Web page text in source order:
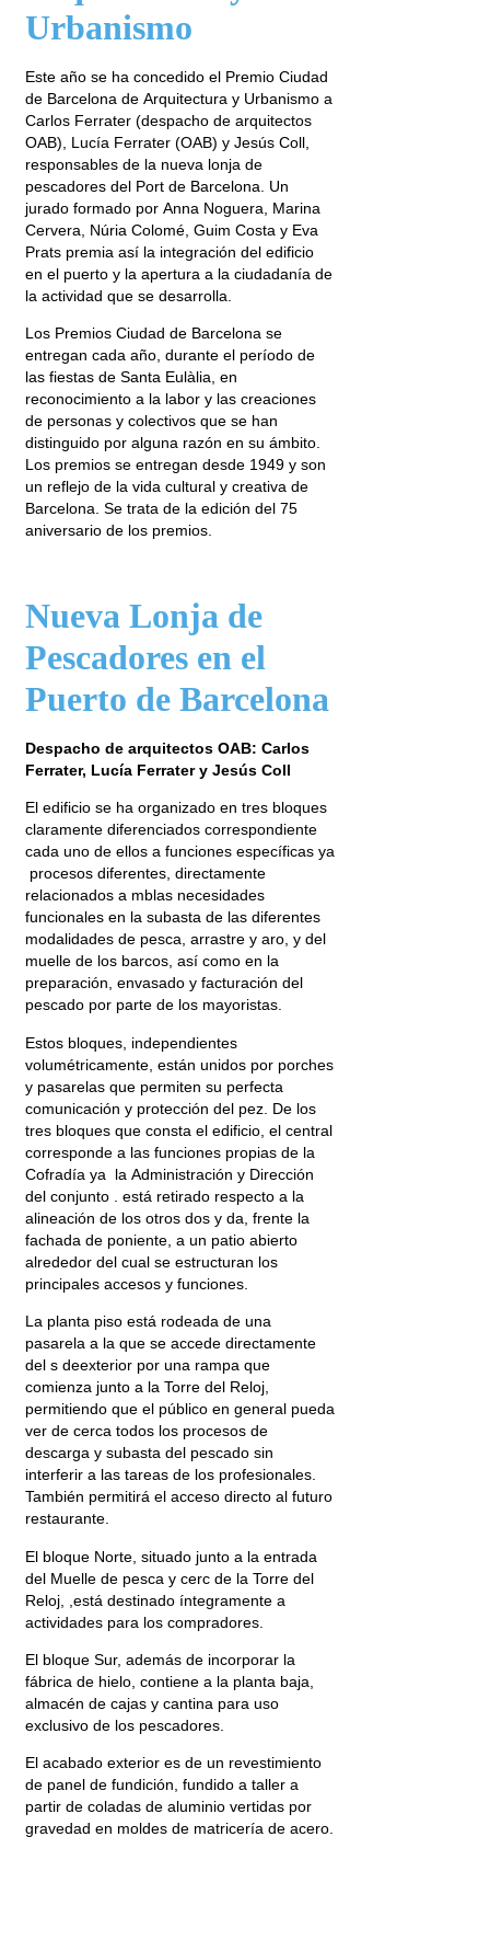
Urbanismo
Este año se ha concedido el Premio Ciudad
de Barcelona de Arquitectura y Urbanismo a
Carlos Ferrater (despacho de arquitectos
OAB), Lucía Ferrater (OAB) y Jesús Coll,
responsables de la nueva lonja de
pescadores del Port de Barcelona. Un
jurado formado por Anna Noguera, Marina
Cervera, Núria Colomé, Guim Costa y Eva
Prats premia así la integración del edificio
en el puerto y la apertura a la ciudadanía de
la actividad que se desarrolla.
Los Premios Ciudad de Barcelona se
entregan cada año, durante el período de
las fiestas de Santa Eulàlia, en
reconocimiento a la labor y las creaciones
de personas y colectivos que se han
distinguido por alguna razón en su ámbito.
Los premios se entregan desde 1949 y son
un reflejo de la vida cultural y creativa de
Barcelona. Se trata de la edición del 75
aniversario de los premios.
Nueva Lonja de
Pescadores en el
Puerto de Barcelona
Despacho de arquitectos OAB: Carlos
Ferrater, Lucía Ferrater y Jesús Coll
El edificio se ha organizado en tres bloques
claramente diferenciados correspondiente
cada uno de ellos a funciones específicas ya
procesos diferentes, directamente
relacionados a mblas necesidades
funcionales en la subasta de las diferentes
modalidades de pesca, arrastre y aro, y del
muelle de los barcos, así como en la
preparación, envasado y facturación del
pescado por parte de los mayoristas.
Estos bloques, independientes
volumétricamente, están unidos por porches
y pasarelas que permiten su perfecta
comunicación y protección del pez. De los
tres bloques que consta el edificio, el central
corresponde a las funciones propias de la
Cofradía ya la Administración y Dirección
del conjunto . está retirado respecto a la
alineación de los otros dos y da, frente la
fachada de poniente, a un patio abierto
alrededor del cual se estructuran los
principales accesos y funciones.
La planta piso está rodeada de una
pasarela a la que se accede directamente
del s deexterior por una rampa que
comienza junto a la Torre del Reloj,
permitiendo que el público en general pueda
ver de cerca todos los procesos de
descarga y subasta del pescado sin
interferir a las tareas de los profesionales.
También permitirá el acceso directo al futuro
restaurante.
El bloque Norte, situado junto a la entrada
del Muelle de pesca y cerc de la Torre del
Reloj, ,está destinado íntegramente a
actividades para los compradores.
El bloque Sur, además de incorporar la
fábrica de hielo, contiene a la planta baja,
almacén de cajas y cantina para uso
exclusivo de los pescadores.
El acabado exterior es de un revestimiento
de panel de fundición, fundido a taller a
partir de coladas de aluminio vertidas por
gravedad en moldes de matricería de acero.